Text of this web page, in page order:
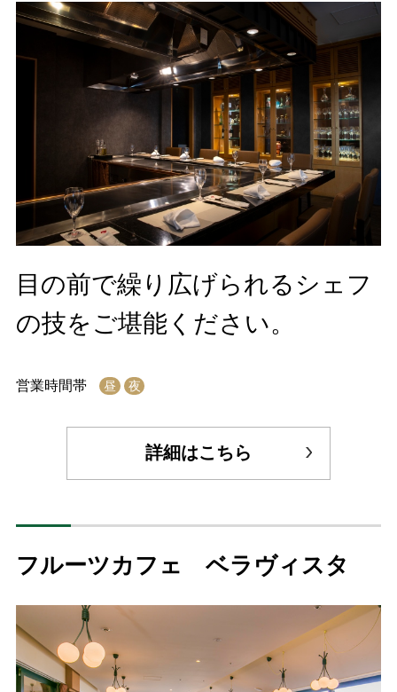
目の前で繰り広げられるシェフ
の技をご堪能ください。
営業時間帯 昼 夜
詳細はこちら
フルーツカフェ ベラヴィスタ